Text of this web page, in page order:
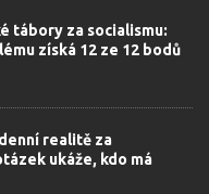
tábory za socialismu:
získá 12 ze 12 bodů
realitě za
ukáže, kdo má